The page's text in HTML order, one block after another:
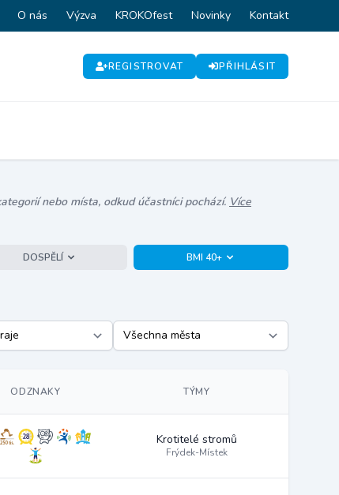
O nás Výzva KROKOfest Novinky Kontakt
REGISTROVAT PŘIHLÁSIT
nebo místa, odkud účastníci pochází. Více
DOSPĚLÍ BMI 40+
ODZNAKY TÝMY
Krotitelé stromů
Frýdek-Místek